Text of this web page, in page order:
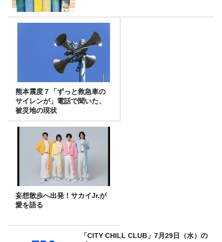
熊本震度７「ずっと救急車の
サイレンが」電話で聞いた、
被災地の現状
妄想散歩へ出発！サカイJr.が
愛を語る
「CITY CHILL CLUB」7月29日（水）の